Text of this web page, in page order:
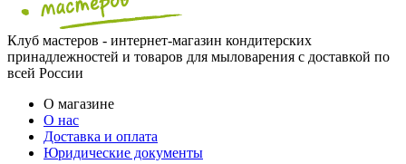
Клуб мастеров - интернет-магазин кондитерских
принадлежностей и товаров для мыловарения с доставкой по
всей России
О магазине
О нас
Доставка и оплата
Юридические документы